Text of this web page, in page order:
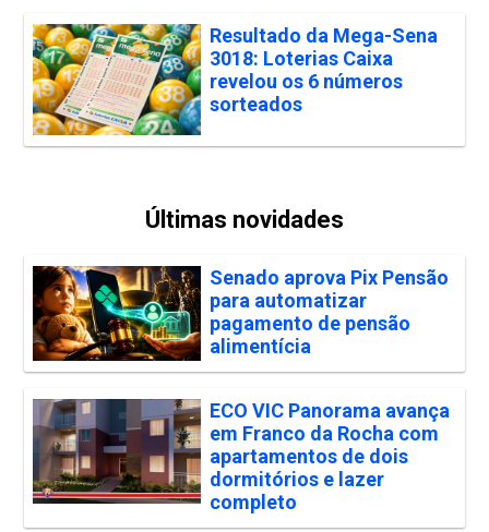
Resultado da Mega-Sena
3018: Loterias Caixa
revelou os 6 números
sorteados
Últimas novidades
Senado aprova Pix Pensão
para automatizar
pagamento de pensão
alimentícia
ECO VIC Panorama avança
em Franco da Rocha com
apartamentos de dois
dormitórios e lazer
completo